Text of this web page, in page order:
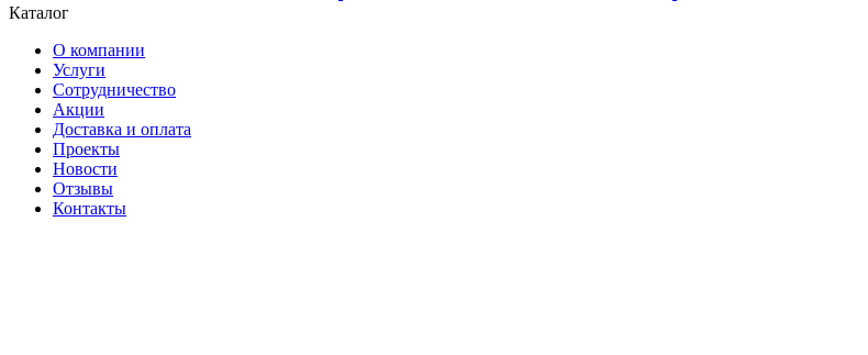
Каталог
О компании
Услуги
Сотрудничество
Акции
Доставка и оплата
Проекты
Новости
Отзывы
Контакты